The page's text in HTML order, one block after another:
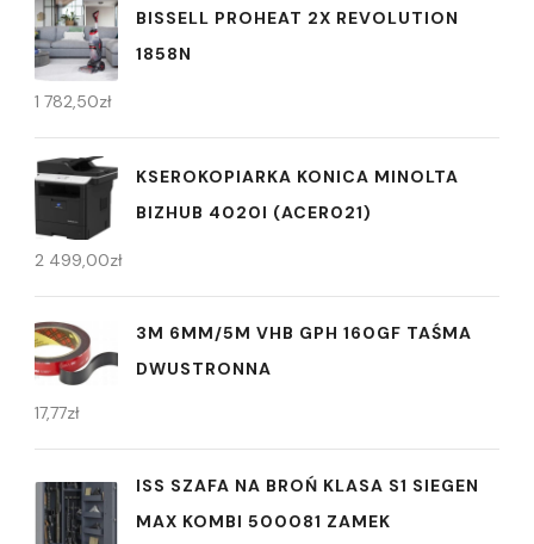
BISSELL PROHEAT 2X REVOLUTION
1858N
1 782,50zł
KSEROKOPIARKA KONICA MINOLTA
BIZHUB 4020I (ACER021)
2 499,00zł
3M 6MM/5M VHB GPH 160GF TAŚMA
DWUSTRONNA
17,77zł
ISS SZAFA NA BROŃ KLASA S1 SIEGEN
MAX KOMBI 500081 ZAMEK